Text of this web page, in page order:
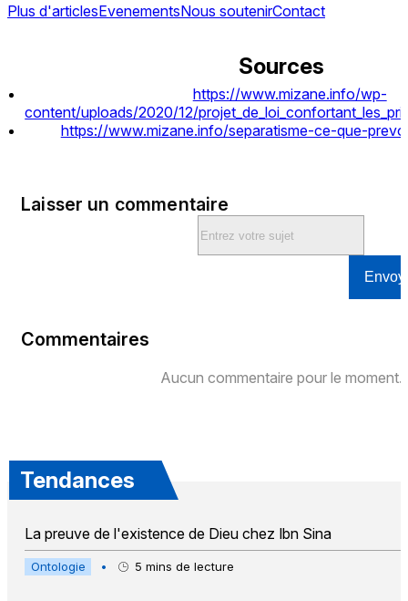
Plus d'articlesEvenementsNous soutenirContact
Sources
https://www.mizane.info/wp-
content/uploads/2020/12/
https://www.mizane.info/separatisme-ce-que-
Laisser un commentaire
Commentaires
Aucun commentaire pour le moment.
Tendances
La preuve de l'existence de Dieu chez Ibn Sina
Ontologie • 5 mins de lecture